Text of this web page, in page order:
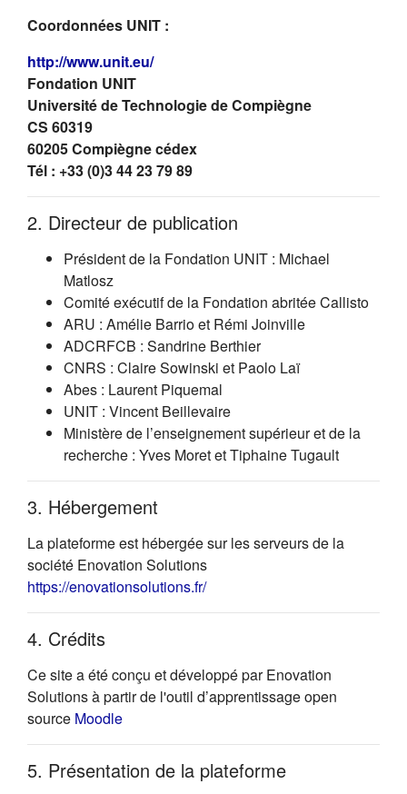
Coordonnées UNIT :
http://www.unit.eu/(s'ouvre dans un nouvel onglet)
Fondation UNIT
Université de Technologie de Compiègne
CS 60319
60205 Compiègne cédex
Tél : +33 (0)3 44 23 79 89
2. Directeur de publication
Président de la Fondation UNIT : Michael
Matlosz
Comité exécutif de la Fondation abritée Callisto
ARU : Amélie Barrio et Rémi Joinville
ADCRFCB : Sandrine Berthier
CNRS : Claire Sowinski et Paolo Laï
Abes : Laurent Piquemal
UNIT : Vincent Beillevaire
Ministère de l’enseignement supérieur et de la
recherche : Yves Moret et Tiphaine Tugault
3. Hébergement
La plateforme est hébergée sur les serveurs de la
société Enovation Solutions
https://enovationsolutions.fr/(s'ouvre dans un nouvel onglet)
4. Crédits
Ce site a été conçu et développé par Enovation
Solutions à partir de l'outil d’apprentissage open
source Moodle(s'ouvre dans un nouvel onglet)
5. Présentation de la plateforme